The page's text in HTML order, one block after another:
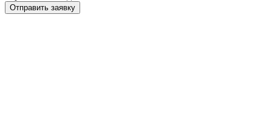
Отправить заявку